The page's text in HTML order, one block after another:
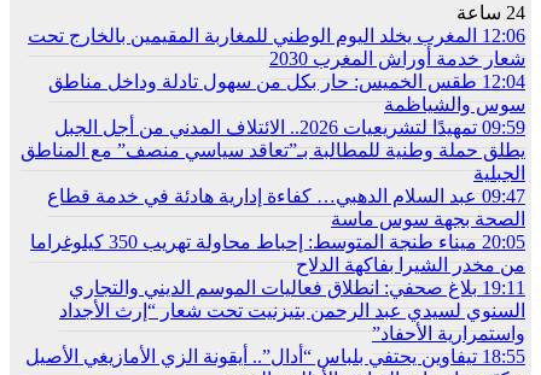
24 ساعة
12:06 المغرب يخلد اليوم الوطني للمغاربة المقيمين بالخارج تحت
شعار خدمة أوراش المغرب 2030
12:04 طقس الخميس: ﺣﺎﺭ بكل من سهول تادلة وداخل مناطق
سوس والشياظمة
09:59
تمهيدًا لتشريعيات 2026.. الائتلاف المدني من أجل الجبل
يطلق حملة وطنية للمطالبة بـ”تعاقد سياسي منصف” مع المناطق
الجبلية
09:47 عبد السلام الدهبي… كفاءة إدارية هادئة في خدمة قطاع
الصحة بجهة سوس ماسة
20:05
ميناء طنجة المتوسط: إحباط محاولة تهريب 350 كيلوغراما
من مخدر الشيرا بفاكهة الدلاح
19:11 بلاغ صحفي: انطلاق فعاليات الموسم الديني والتجاري
السنوي لسيدي عبد الرحمن بتيزنيت تحت شعار “إرث الأجداد
واستمرارية الأحفاد”
18:55 تيفاوين يحتفي بلباس “أدال”.. أيقونة الزي الأمازيغي الأصيل